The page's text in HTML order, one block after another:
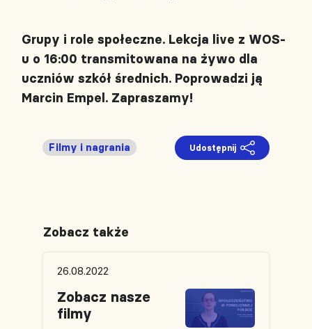
Grupy i role społeczne. Lekcja live z WOS-
u o 16:00 transmitowana na żywo dla
uczniów szkół średnich. Poprowadzi ją
Marcin Empel. Zapraszamy!
Filmy i nagrania Udostępnij
Zobacz także
26.08.2022
Zobacz nasze
filmy